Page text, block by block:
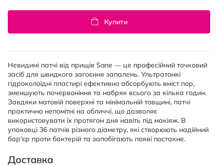
Купити
Невидимі патчі від прищів Sane — це професійний точковий
засіб для швидкого загоєння запалень. Ультратонкі
гідроколоїдні пластирі ефективно абсорбують вміст пор,
зменшують почервоніння та набряк всього за кілька годин.
Завдяки матовій поверхні та мінімальній товщині, патчі
практично непомітні на обличчі, що дозволяє
використовувати їх протягом дня навіть під макіяж. В
упаковці 36 патчів різного діаметру, які створюють надійний
бар'єр проти бактерій та запобігають появі постакне.
Доставка